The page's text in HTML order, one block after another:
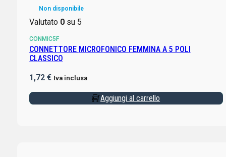
Non disponibile
Valutato 0su 5
CONMIC5F
CONNETTORE MICROFONICO FEMMINA A 5 POLI
CLASSICO
1,72 € Iva inclusa
Aggiungi al carrello